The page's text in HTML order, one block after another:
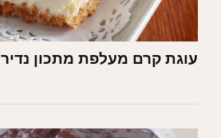
עוגת קרם מעלפת מתכון נדיר